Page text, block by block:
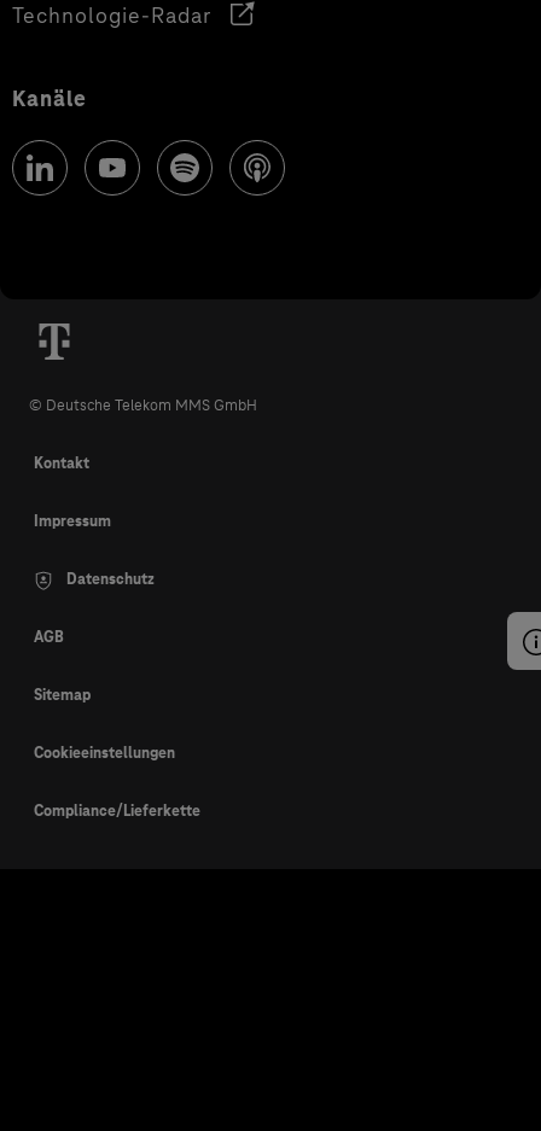
Technologie-Radar
Kanäle
© Deutsche Telekom MMS GmbH
Kontakt
Impressum
Datenschutz
AGB
Sitemap
Cookieeinstellungen
Compliance/Lieferkette